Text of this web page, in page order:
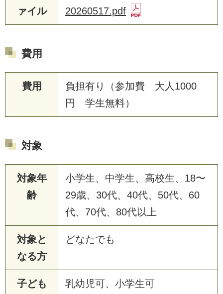
ァイル
20260517.pdf
費用
費用
負担有り（参加費 大人1000
円 学生無料）
対象
対象年
齢
小学生、中学生、高校生、18〜
29歳、30代、40代、50代、60
代、70代、80代以上
対象と
なる方
どなたでも
子ども
乳幼児可、小学生可